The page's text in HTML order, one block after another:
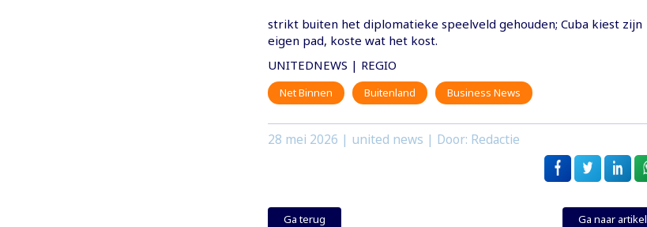
strikt buiten het diplomatieke speelveld gehouden; Cuba kiest zijn
eigen pad, koste wat het kost.
UNITEDNEWS | REGIO
Net Binnen Buitenland Business News
28 mei 2026 | united news | Door: Redactie
Ga terug Ga naar artikel